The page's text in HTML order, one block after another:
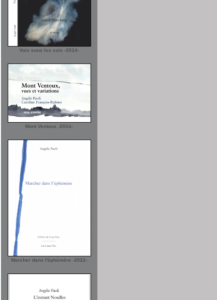
Voix sous les voix -2024-
Mont Ventoux -2024-
Marcher dans l'éphémère -2022-